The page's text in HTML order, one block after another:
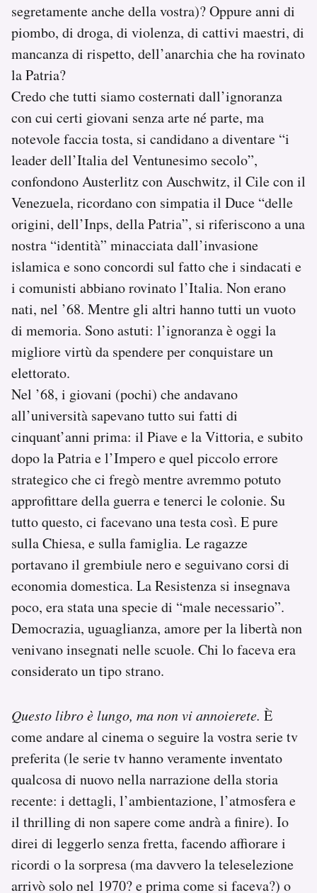
segretamente anche della vostra)? Oppure anni di
piombo, di droga, di violenza, di cattivi maestri, di
mancanza di rispetto, dell’anarchia che ha rovinato
la Patria?
Credo che tutti siamo costernati dall’ignoranza
con cui certi giovani senza arte né parte, ma
notevole faccia tosta, si candidano a diventare “i
leader dell’Italia del Ventunesimo secolo”,
confondono Austerlitz con Auschwitz, il Cile con il
Venezuela, ricordano con simpatia il Duce “delle
origini, dell’Inps, della Patria”, si riferiscono a una
nostra “identità” minacciata dall’invasione
islamica e sono concordi sul fatto che i sindacati e
i comunisti abbiano rovinato l’Italia. Non erano
nati, nel ’68. Mentre gli altri hanno tutti un vuoto
di memoria. Sono astuti: l’ignoranza è oggi la
migliore virtù da spendere per conquistare un
elettorato.
Nel ’68, i giovani (pochi) che andavano
all’università sapevano tutto sui fatti di
cinquant’anni prima: il Piave e la Vittoria, e subito
dopo la Patria e l’Impero e quel piccolo errore
strategico che ci fregò mentre avremmo potuto
approfittare della guerra e tenerci le colonie. Su
tutto questo, ci facevano una testa così. E pure
sulla Chiesa, e sulla famiglia. Le ragazze
portavano il grembiule nero e seguivano corsi di
economia domestica. La Resistenza si insegnava
poco, era stata una specie di “male necessario”.
Democrazia, uguaglianza, amore per la libertà non
venivano insegnati nelle scuole. Chi lo faceva era
considerato un tipo strano.
Questo libro è lungo, ma non vi annoierete. È
come andare al cinema o seguire la vostra serie tv
preferita (le serie tv hanno veramente inventato
qualcosa di nuovo nella narrazione della storia
recente: i dettagli, l’ambientazione, l’atmosfera e
il thrilling di non sapere come andrà a finire). Io
direi di leggerlo senza fretta, facendo affiorare i
ricordi o la sorpresa (ma davvero la teleselezione
arrivò solo nel 1970? e prima come si faceva?) o